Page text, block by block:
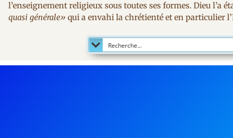
l’enseignement religieux sous toutes ses formes. Dieu l’a
quasi générale» qui a envahi la chrétienté et en particulier